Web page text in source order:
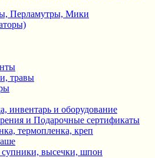
Перламутры, Мики
травы
инвентарь и оборудование
и Подарочные сертификаты
термопленка, креп
высечки, шпон